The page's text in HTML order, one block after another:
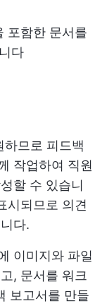
포함한 문서를
다
므로 피드백
작업하여 직원
할 수 있습니
시되므로 의견
다.
이미지와 파일
, 문서를 워크
보고서를 만들